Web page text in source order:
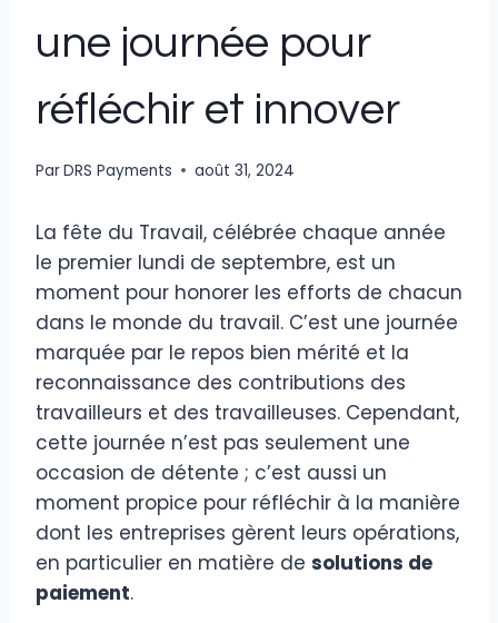
une journée pour
réfléchir et innover
ParDRS Payments août 31, 2024
La fête du Travail, célébrée chaque année
le premier lundi de septembre, est un
moment pour honorer les efforts de chacun
dans le monde du travail. C’est une journée
marquée par le repos bien mérité et la
reconnaissance des contributions des
travailleurs et des travailleuses. Cependant,
cette journée n’est pas seulement une
occasion de détente ; c’est aussi un
moment propice pour réfléchir à la manière
dont les entreprises gèrent leurs opérations,
en particulier en matière de solutions de
paiement.